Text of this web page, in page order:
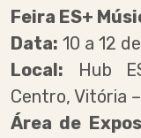
Feira ES+
Data: 10 a 12
Local: Hub
Centro, Vitória
Área de